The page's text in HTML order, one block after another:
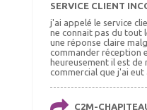
SERVICE CLIENT
j'ai appelé le service
ne connait pas du tout
une réponse claire
commander réception
heureusement il est de
commercial que j'ai eut
C2M-